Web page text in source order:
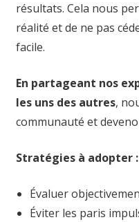
résultats. Cela nous
réalité et de ne pas
facile.
En partageant nos
les uns des autres,
communauté et
Stratégies à adopter :
Évaluer
Éviter les paris